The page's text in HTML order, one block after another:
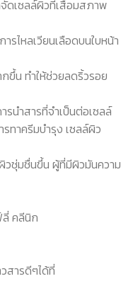
ดเซลล์ผิวที่เสื่อมสภาพ
รไหลเวียนเลือดบนใบหน้า
ขึ้น ทำให้ช่วยลดริ้วรอย
นำสารที่จำเป็นต่อเซลล์
ทาครีมบำรุง เซลล์ผิว
วชุ่มชื่นขึ้น ผู้ที่มีผิวมันความ
ลี่ คลีนิก
สารดีๆได้ที่